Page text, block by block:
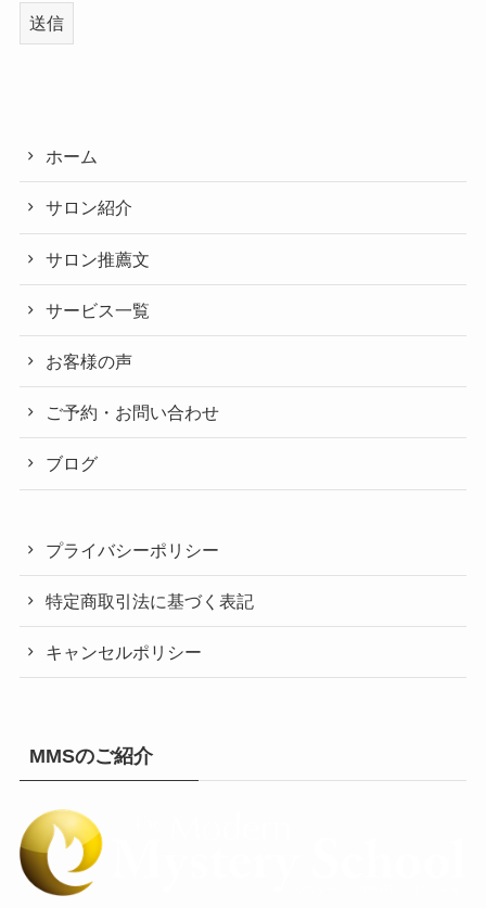
ホーム
サロン紹介
サロン推薦文
サービス一覧
お客様の声
ご予約・お問い合わせ
ブログ
プライバシーポリシー
特定商取引法に基づく表記
キャンセルポリシー
MMSのご紹介